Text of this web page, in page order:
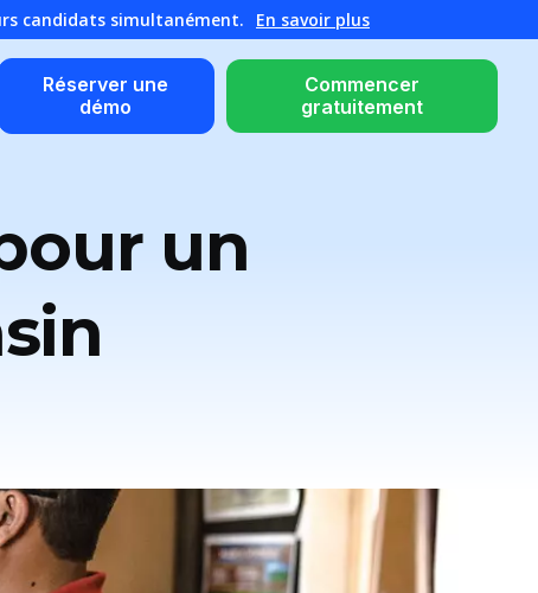
candidats simultanément. En savoir plus
Réserver une
démo
Commencer
gratuitement
un